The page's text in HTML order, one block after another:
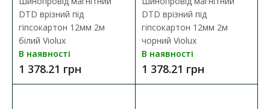
В порівняння
В закладки
DTD врізний під
гіпсокартон 12мм 2м
білий Violux
В наявності
1 378.21 грн
DTD врізний під
гіпсокартон 12мм 2м
чорний Violux
В наявності
1 378.21 грн